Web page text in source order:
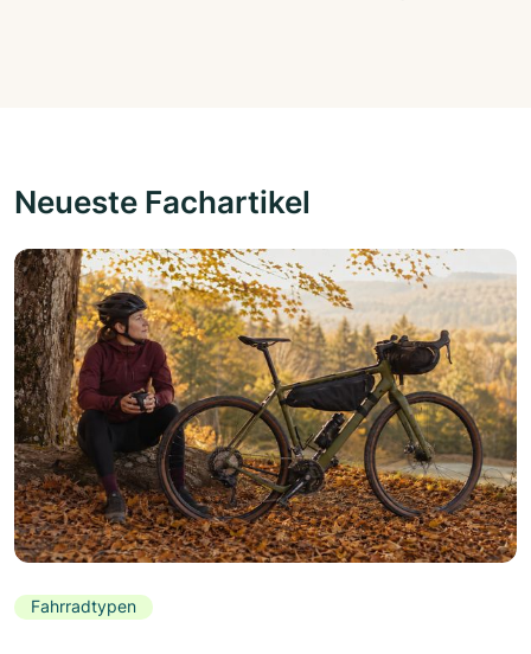
Neueste Fachartikel
Fahrradtypen